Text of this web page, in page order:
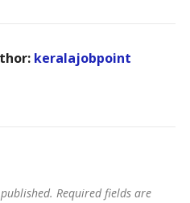
keralajobpoint
Required fields are